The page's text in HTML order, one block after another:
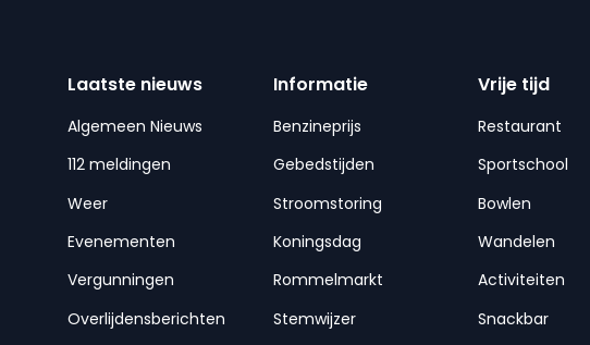
Laatste nieuws
Algemeen Nieuws
112 meldingen
Weer
Evenementen
Vergunningen
Overlijdensberichten
Informatie
Benzineprijs
Gebedstijden
Stroomstoring
Koningsdag
Rommelmarkt
Stemwijzer
Vrije tijd
Restaurant
Sportschool
Bowlen
Wandelen
Activiteiten
Snackbar